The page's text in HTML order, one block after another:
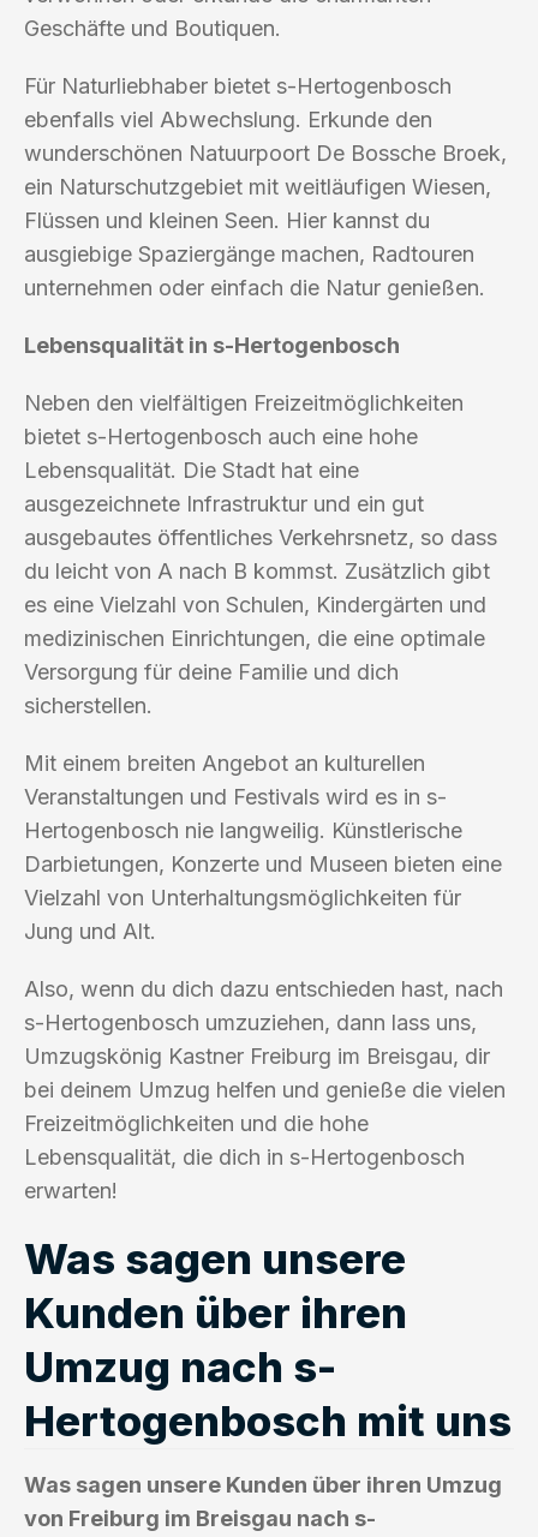
Geschäfte und Boutiquen.
Für Naturliebhaber bietet s-Hertogenbosch
ebenfalls viel Abwechslung. Erkunde den
wunderschönen Natuurpoort De Bossche Broek,
ein Naturschutzgebiet mit weitläufigen Wiesen,
Flüssen und kleinen Seen. Hier kannst du
ausgiebige Spaziergänge machen, Radtouren
unternehmen oder einfach die Natur genießen.
Lebensqualität in s-Hertogenbosch
Neben den vielfältigen Freizeitmöglichkeiten
bietet s-Hertogenbosch auch eine hohe
Lebensqualität. Die Stadt hat eine
ausgezeichnete Infrastruktur und ein gut
ausgebautes öffentliches Verkehrsnetz, so dass
du leicht von A nach B kommst. Zusätzlich gibt
es eine Vielzahl von Schulen, Kindergärten und
medizinischen Einrichtungen, die eine optimale
Versorgung für deine Familie und dich
sicherstellen.
Mit einem breiten Angebot an kulturellen
Veranstaltungen und Festivals wird es in s-
Hertogenbosch nie langweilig. Künstlerische
Darbietungen, Konzerte und Museen bieten eine
Vielzahl von Unterhaltungsmöglichkeiten für
Jung und Alt.
Also, wenn du dich dazu entschieden hast, nach
s-Hertogenbosch umzuziehen, dann lass uns,
Umzugskönig Kastner Freiburg im Breisgau, dir
bei deinem Umzug helfen und genieße die vielen
Freizeitmöglichkeiten und die hohe
Lebensqualität, die dich in s-Hertogenbosch
erwarten!
Was sagen unsere
Kunden über ihren
Umzug nach s-
Hertogenbosch mit uns
Was sagen unsere Kunden über ihren Umzug
von Freiburg im Breisgau nach s-